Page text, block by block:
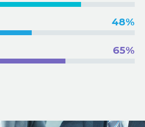
48%
65%